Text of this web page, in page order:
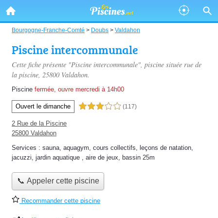
Bourgogne-Franche-Comté > Doubs > Valdahon
Piscine intercommunale
Cette fiche présente "Piscine intercommunale", piscine située rue de
la piscine, 25800 Valdahon.
Piscine fermée, ouvre mercredi à 14h00
Ouvert le dimanche 3,0 étoiles sur 5 (117)
2 Rue de la Piscine
25800 Valdahon
Services : sauna, aquagym, cours collectifs, leçons de natation,
jacuzzi, jardin aquatique , aire de jeux, bassin 25m
📞 Appeler cette piscine
Recommander cette piscine